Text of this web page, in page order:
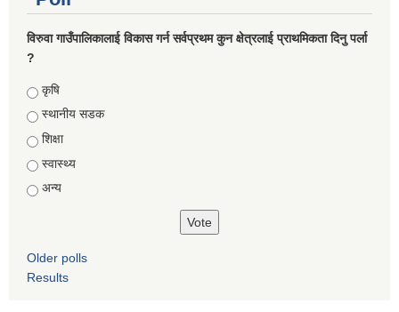
विरुवा गाउँपालिकालाई विकास गर्न सर्वप्रथम कुन क्षेत्रलाई प्राथमिकता दिनु पर्ला
?
Choices
कृषि
स्थानीय सडक
शिक्षा
स्वास्थ्य
अन्य
Older polls
Results